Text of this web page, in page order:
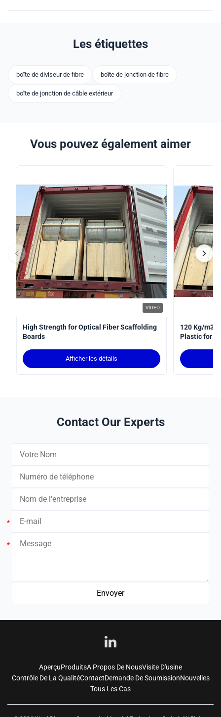
Les étiquettes
boîte de diviseur de fibre boîte de jonction de fibre
boîte de jonction de câble extérieur
Vous pouvez également aimer
VIDEO
High Strength for Optical Fiber Scaffolding
Boards
Afficher les détails
120 Kg/m3
Plastic for
Contact Our Experts
*
*
AperçuProduitsA Propos De NousVisite D'usine
Contrôle De La QualitéContactDemande De SoumissionNouvelles
Tous Les Cas